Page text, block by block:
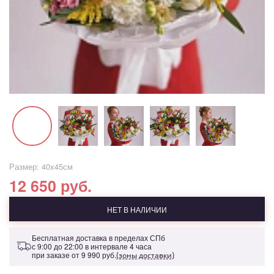
Размер: 40х45см
12 650 руб.
НЕТ В НАЛИЧИИ
Бесплатная доставка в пределах СПб
с 9:00 до 22:00 в интервале 4 часа
при заказе от9 990 руб.(зоны доставки)